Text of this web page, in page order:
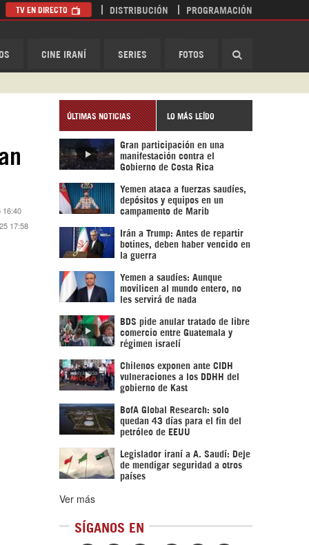
CINE IRANÍ SERIES FOTOS
TV EN DIRECTO DISTRIBUCIÓN PROGRAMACIÓN
16:40
17:58
ÚLTIMAS NOTICIAS LO MÁS LEÍDO
Gran participación en una
manifestación contra el
Gobierno de Costa Rica
Yemen ataca a fuerzas saudíes,
depósitos y equipos en un
campamento de Marib
Irán a Trump: Antes de repartir
botines, deben haber vencido en
la guerra
Yemen a saudíes: Aunque
movilicen al mundo entero, no
les servirá de nada
BDS pide anular tratado de libre
comercio entre Guatemala y
régimen israelí
Chilenos exponen ante CIDH
vulneraciones a los DDHH del
gobierno de Kast
BofA Global Research: solo
quedan 43 días para el fin del
petróleo de EEUU
Legislador iraní a A. Saudí: Deje
de mendigar seguridad a otros
países
Ver más
SÍGANOS EN